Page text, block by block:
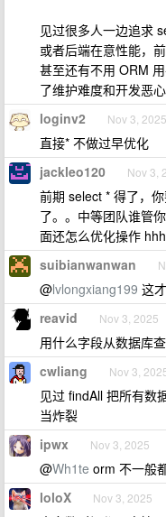
见过很多人一边追求
或者后端在意性能，
甚至还有不用 ORM
了维护难度和开发恶心
loginv2 Nov 3, 2025
直接* 不做过早优化
jackleo120 Nov 3,
前期 select * 得了，
了。。中等团队谁管
面还怎么优化操作
suibianwanwan
@lvlongxiang199 这
reavid Nov 3, 2025
用什么字段从数据库查
cwliang Nov 3,
见过 findAll 把所有数
当炸裂
ipwx Nov 3, 2025
@Wh1te orm 不一般
loloX Nov 3, 2025